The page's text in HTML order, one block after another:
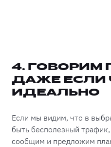
4. ГОВОРИМ
ДАЖЕ ЕСЛИ
ИДЕАЛЬНО
Если мы видим, что в
быть бесполезный
сообщим и предложим